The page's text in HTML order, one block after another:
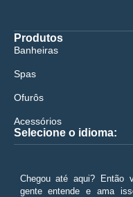
Produtos
Banheiras
Spas
Ofurôs
Acessórios
Selecione o idioma:
😀
Chegou até aqui? Então
gente entende e ama